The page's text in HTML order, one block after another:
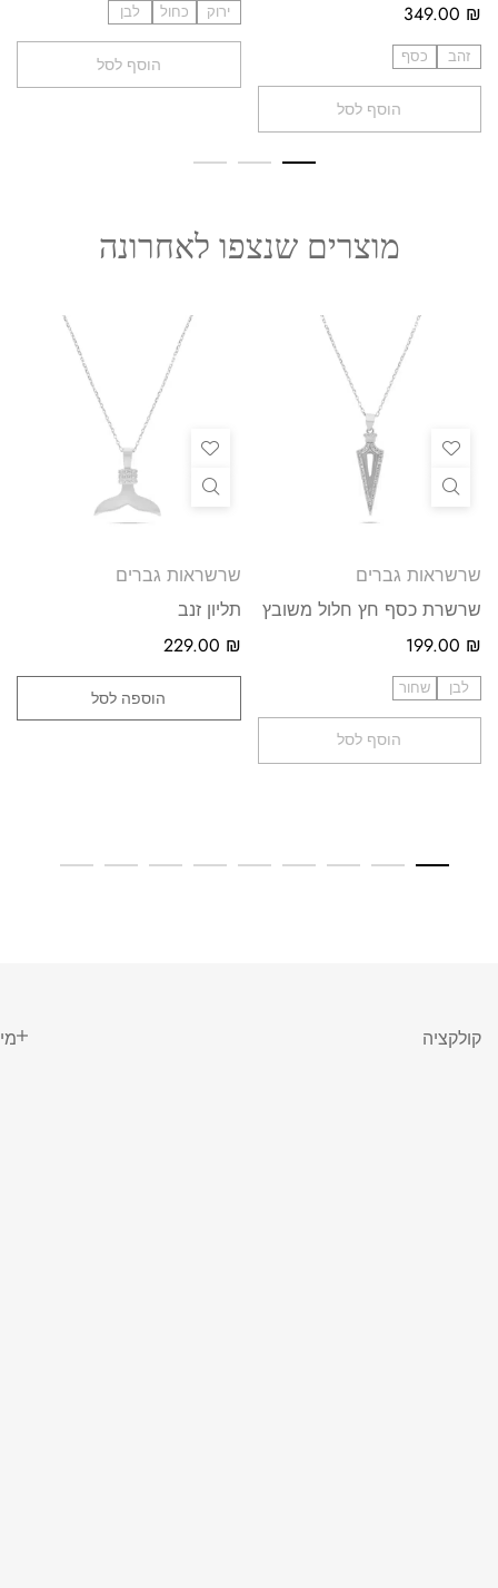
349.00 ₪
זהב כסף
הוסף לסל
ירוק כחול לבן
הוסף לסל
מוצרים שנצפו לאחרונה
שרשראות גברים
שרשרת כסף חץ חלול משובץ
199.00 ₪
לבן שחור
הוסף לסל
שרשראות גברים
תליון זנב
229.00 ₪
הוספה לסל
קולקציה